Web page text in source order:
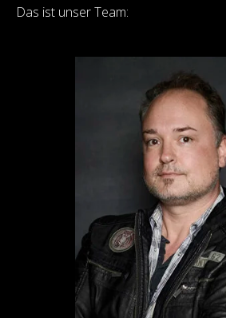
Das ist unser Team: